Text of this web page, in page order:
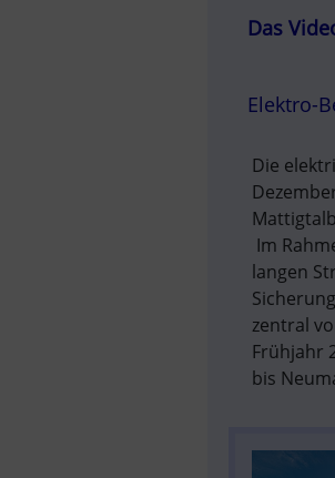
Das
Elektro-
Die
Im
langen
zentral
Frühjahr
bis